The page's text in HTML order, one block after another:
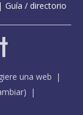
Guía / directorio
una web
)